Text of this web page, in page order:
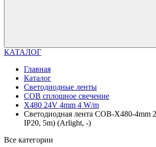
КАТАЛОГ
Главная
Каталог
Светодиодные ленты
COB сплошное свечение
X480 24V 4mm 4 W/m
Светодиодная лента COB-X480-4mm
IP20, 5m) (Arlight, -)
Все категории